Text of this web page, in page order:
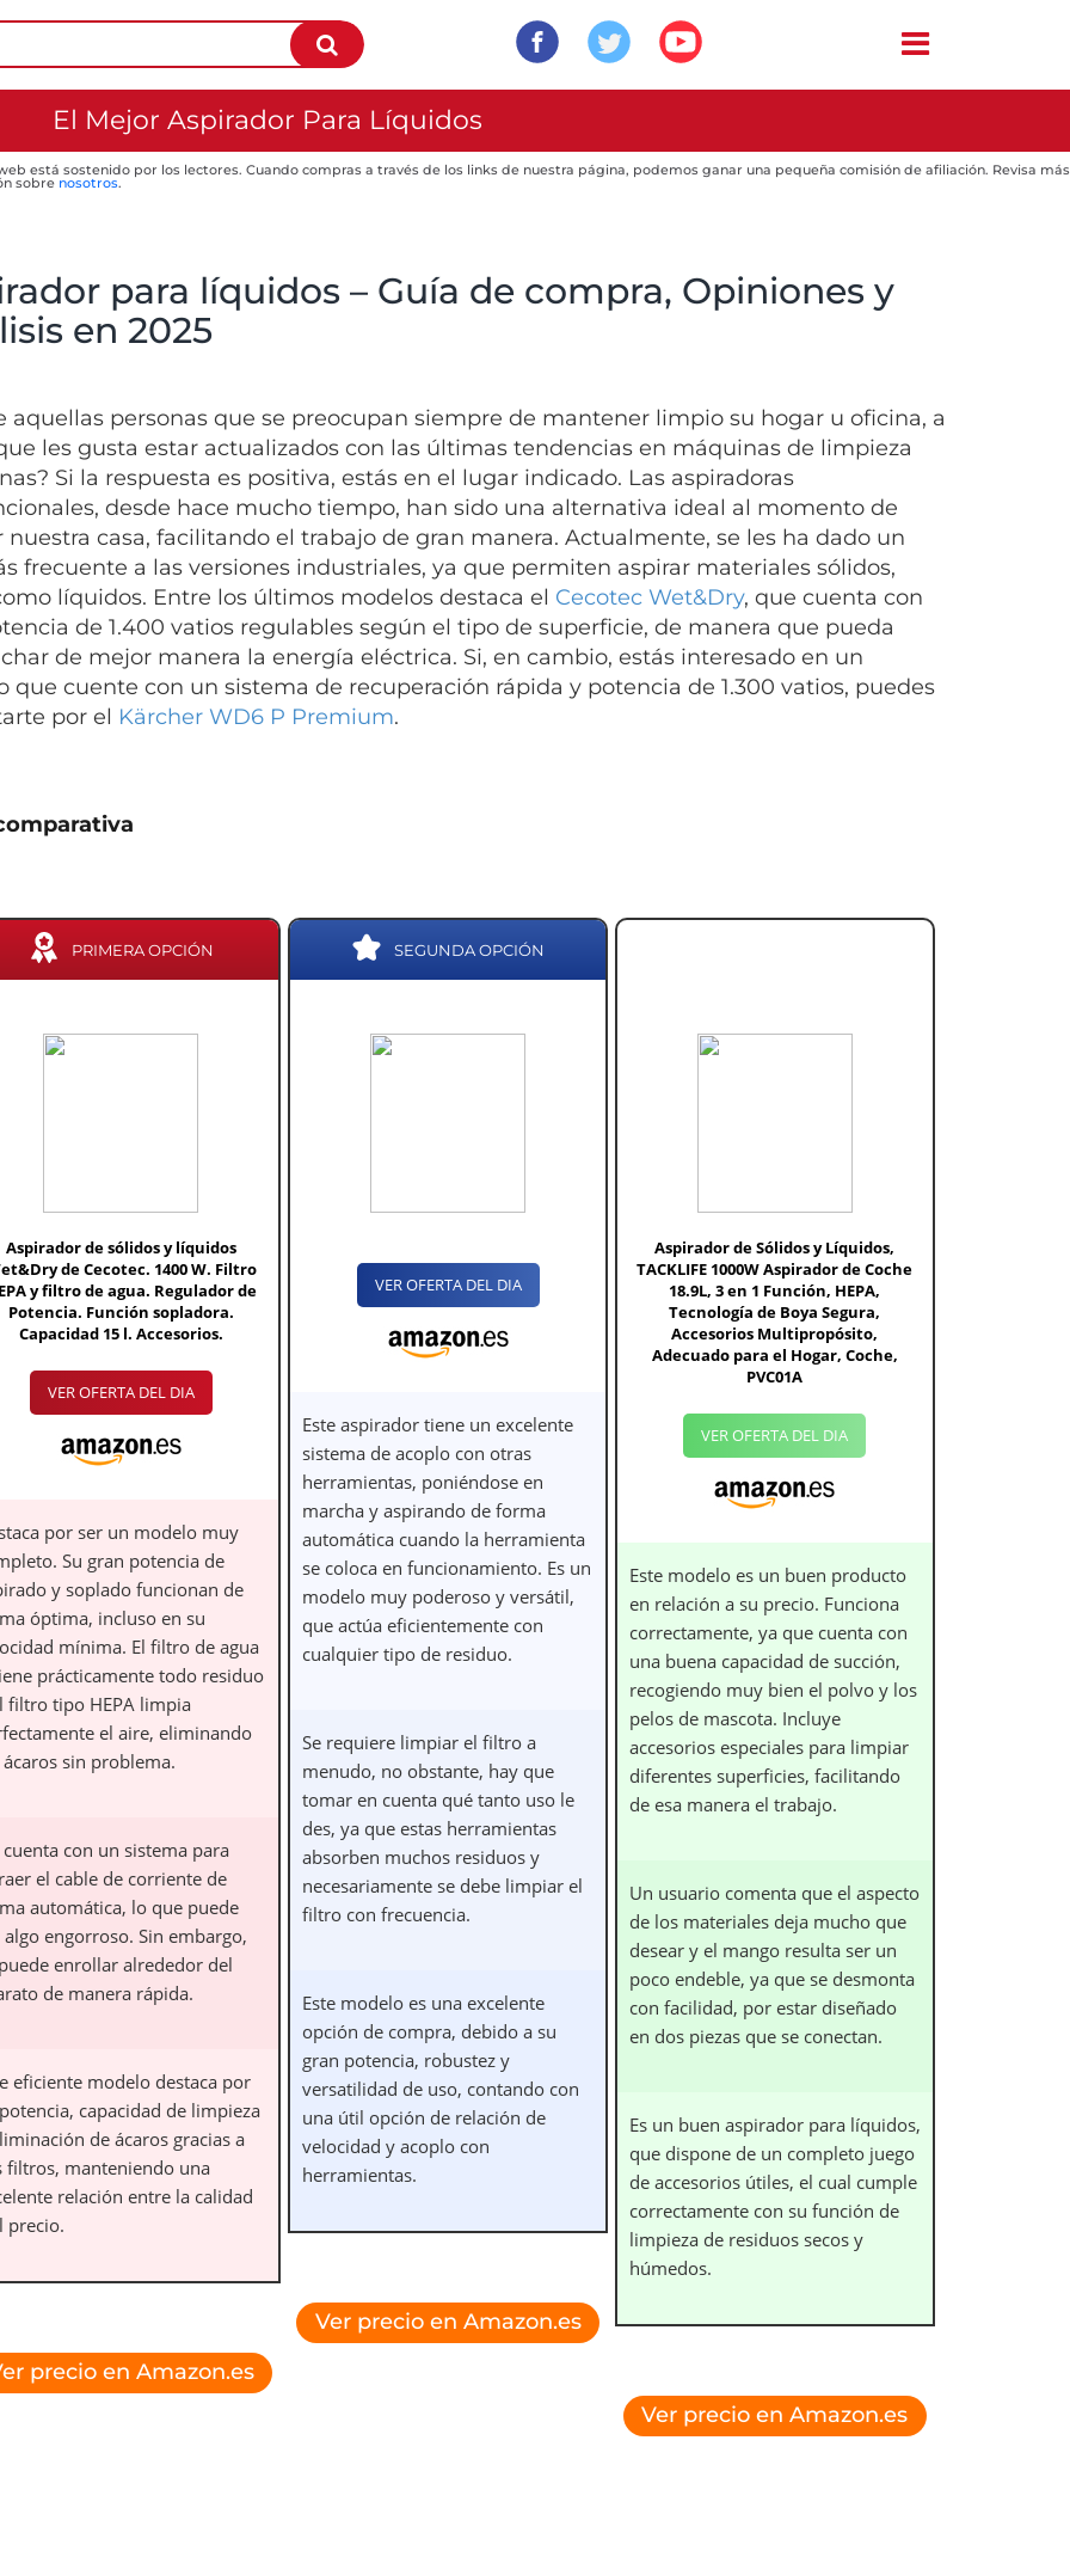
El Mejor Aspirador Para Líquidos
está sostenido por los lectores. Cuando compras a través de los links de nuestra página, podemos ganar una pequeña comisión de afiliación. Revisa más
sobre nosotros.
para líquidos – Guía de compra, Opiniones y
en 2025
aquellas personas que se preocupan siempre de mantener limpio su hogar u oficina, a
les gusta estar actualizados con las últimas tendencias en máquinas de limpieza
Si la respuesta es positiva, estás en el lugar indicado. Las aspiradoras
desde hace mucho tiempo, han sido una alternativa ideal al momento de
casa, facilitando el trabajo de gran manera. Actualmente, se les ha dado un
frecuente a las versiones industriales, ya que permiten aspirar materiales sólidos,
líquidos. Entre los últimos modelos destaca el Cecotec Wet&Dry, que cuenta con
de 1.400 vatios regulables según el tipo de superficie, de manera que pueda
de mejor manera la energía eléctrica. Si, en cambio, estás interesado en un
que cuente con un sistema de recuperación rápida y potencia de 1.300 vatios, puedes
por el Kärcher WD6 P Premium.
PRIMERA OPCIÓN
Aspirador de sólidos y líquidos
de Cecotec. 1400 W. Filtro
y filtro de agua. Regulador de
Potencia. Función sopladora.
Capacidad 15 l. Accesorios.
VER OFERTA DEL DIA
por ser un modelo muy
Su gran potencia de
y soplado funcionan de
óptima, incluso en su
mínima. El filtro de agua
prácticamente todo residuo
filtro tipo HEPA limpia
el aire, eliminando
sin problema.
con un sistema para
el cable de corriente de
automática, lo que puede
algo engorroso. Sin embargo,
enrollar alrededor del
de manera rápida.
eficiente modelo destaca por
capacidad de limpieza
de ácaros gracias a
filtros, manteniendo una
relación entre la calidad
precio.
precio en Amazon.es
SEGUNDA OPCIÓN
VER OFERTA DEL DIA
Este aspirador tiene un excelente
sistema de acoplo con otras
herramientas, poniéndose en
marcha y aspirando de forma
automática cuando la herramienta
se coloca en funcionamiento. Es un
modelo muy poderoso y versátil,
que actúa eficientemente con
cualquier tipo de residuo.
Se requiere limpiar el filtro a
menudo, no obstante, hay que
tomar en cuenta qué tanto uso le
des, ya que estas herramientas
absorben muchos residuos y
necesariamente se debe limpiar el
filtro con frecuencia.
Este modelo es una excelente
opción de compra, debido a su
gran potencia, robustez y
versatilidad de uso, contando con
una útil opción de relación de
velocidad y acoplo con
herramientas.
Ver precio en Amazon.es
Aspirador de Sólidos y Líquidos,
TACKLIFE 1000W Aspirador de Coche
18.9L, 3 en 1 Función, HEPA,
Tecnología de Boya Segura,
Accesorios Multipropósito,
Adecuado para el Hogar, Coche,
PVC01A
VER OFERTA DEL DIA
Este modelo es un buen producto
en relación a su precio. Funciona
correctamente, ya que cuenta con
una buena capacidad de succión,
recogiendo muy bien el polvo y los
pelos de mascota. Incluye
accesorios especiales para limpiar
diferentes superficies, facilitando
de esa manera el trabajo.
Un usuario comenta que el aspecto
de los materiales deja mucho que
desear y el mango resulta ser un
poco endeble, ya que se desmonta
con facilidad, por estar diseñado
en dos piezas que se conectan.
Es un buen aspirador para líquidos,
que dispone de un completo juego
de accesorios útiles, el cual cumple
correctamente con su función de
limpieza de residuos secos y
húmedos.
Ver precio en Amazon.es